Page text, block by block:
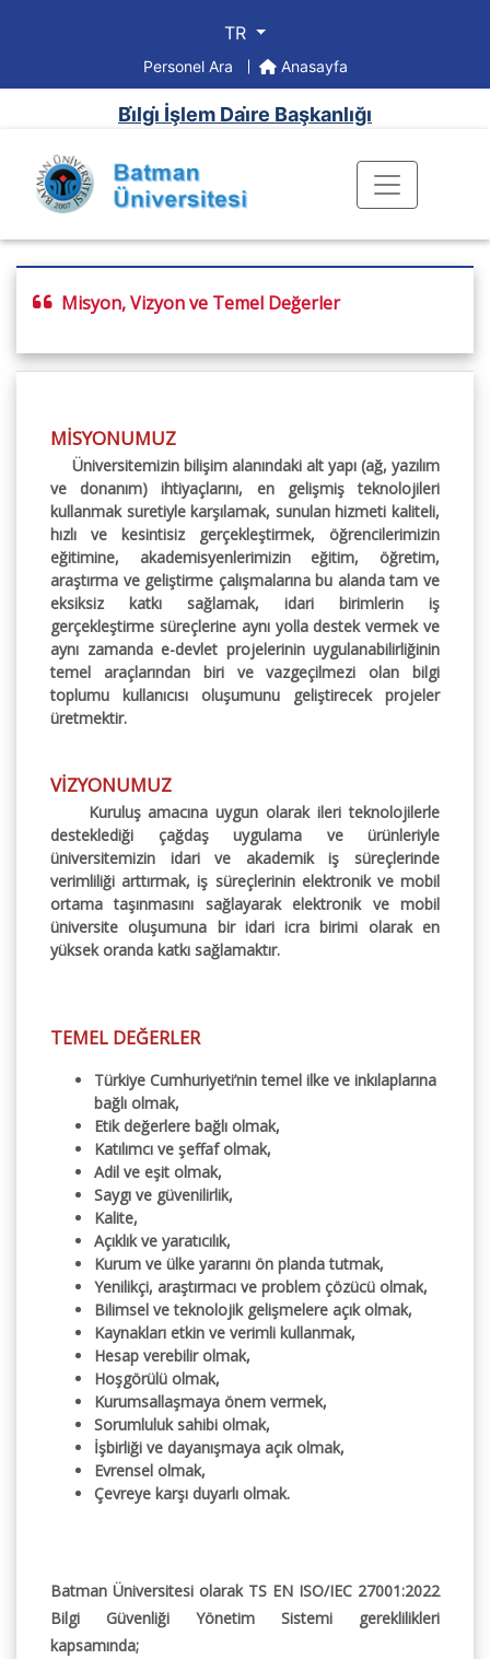
TR
Personel Ara Anasayfa
Bi̇lgi̇ İşlem Dai̇re Başkanlığı
Misyon, Vizyon ve Temel Değerler
MİSYONUMUZ
Üniversitemizin bilişim alanındaki alt yapı (ağ, yazılım
ve donanım) ihtiyaçlarını, en gelişmiş teknolojileri
kullanmak suretiyle karşılamak, sunulan hizmeti kaliteli,
hızlı ve kesintisiz gerçekleştirmek, öğrencilerimizin
eğitimine, akademisyenlerimizin eğitim, öğretim,
araştırma ve geliştirme çalışmalarına bu alanda tam ve
eksiksiz katkı sağlamak, idari birimlerin iş
gerçekleştirme süreçlerine aynı yolla destek vermek ve
aynı zamanda e-devlet projelerinin uygulanabilirliğinin
temel araçlarından biri ve vazgeçilmezi olan bilgi
toplumu kullanıcısı oluşumunu geliştirecek projeler
üretmektir.
VİZYONUMUZ
Kuruluş amacına uygun olarak ileri teknolojilerle
desteklediği çağdaş uygulama ve ürünleriyle
üniversitemizin idari ve akademik iş süreçlerinde
verimliliği arttırmak, iş süreçlerinin elektronik ve mobil
ortama taşınmasını sağlayarak elektronik ve mobil
üniversite oluşumuna bir idari icra birimi olarak en
yüksek oranda katkı sağlamaktır.
TEMEL DEĞERLER
Türkiye Cumhuriyeti’nin temel ilke ve inkılaplarına
bağlı olmak,
Etik değerlere bağlı olmak,
Katılımcı ve şeffaf olmak,
Adil ve eşit olmak,
Saygı ve güvenilirlik,
Kalite,
Açıklık ve yaratıcılık,
Kurum ve ülke yararını ön planda tutmak,
Yenilikçi, araştırmacı ve problem çözücü olmak,
Bilimsel ve teknolojik gelişmelere açık olmak,
Kaynakları etkin ve verimli kullanmak,
Hesap verebilir olmak,
Hoşgörülü olmak,
Kurumsallaşmaya önem vermek,
Sorumluluk sahibi olmak,
İşbirliği ve dayanışmaya açık olmak,
Evrensel olmak,
Çevreye karşı duyarlı olmak.
Batman Üniversitesi olarak TS EN ISO/IEC 27001:2022
Bilgi Güvenliği Yönetim Sistemi gereklilikleri
kapsamında;